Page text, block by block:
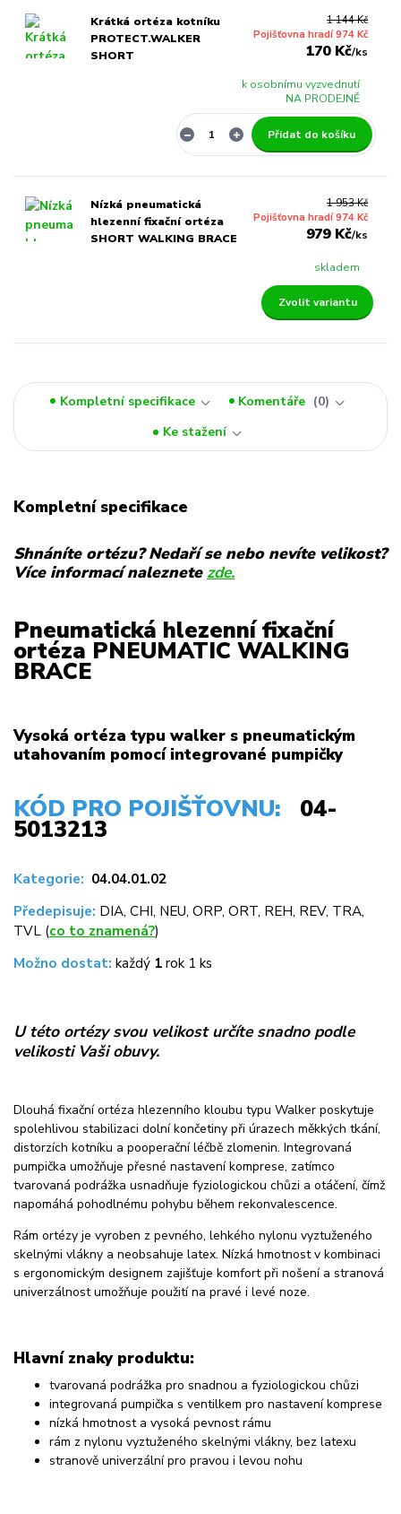
Krátká ortéza kotníku
PROTECT.WALKER
SHORT
1 144 Kč
Pojišťovna hradí 974 Kč
170 Kč/ks
k osobnímu vyzvednutí
NA PRODEJNĚ
Přidat do košíku
Nízká pneumatická
hlezenní fixační ortéza
SHORT WALKING BRACE
1 953 Kč
Pojišťovna hradí 974 Kč
979 Kč/ks
skladem
Zvolit variantu
Kompletní specifikace Komentáře
0
Ke stažení
Kompletní specifikace
Shnáníte ortézu? Nedaří se nebo nevíte velikost?
Více informací naleznete zde.
Pneumatická hlezenní fixační
ortéza PNEUMATIC WALKING
BRACE
Vysoká ortéza typu walker s pneumatickým
utahovaním pomocí integrované pumpičky
KÓD PRO POJIŠŤOVNU: 04-
5013213
Kategorie: 04.04.01.02
Předepisuje: DIA, CHI, NEU, ORP, ORT, REH, REV, TRA,
TVL (co to znamená?)
Možno dostat: každý 1rok 1 ks
U této ortézy svou velikost určíte snadno podle
velikosti Vaši obuvy.
Dlouhá fixační ortéza hlezenního kloubu typu Walker poskytuje
spolehlivou stabilizaci dolní končetiny při úrazech měkkých tkání,
distorzích kotníku a pooperační léčbě zlomenin. Integrovaná
pumpička umožňuje přesné nastavení komprese, zatímco
tvarovaná podrážka usnadňuje fyziologickou chůzi a otáčení, čímž
napomáhá pohodlnému pohybu během rekonvalescence.
Rám ortézy je vyroben z pevného, lehkého nylonu vyztuženého
skelnými vlákny a neobsahuje latex. Nízká hmotnost v kombinaci
s ergonomickým designem zajišťuje komfort při nošení a stranová
univerzálnost umožňuje použití na pravé i levé noze.
Hlavní znaky produktu:
tvarovaná podrážka pro snadnou a fyziologickou chůzi
integrovaná pumpička s ventilkem pro nastavení komprese
nízká hmotnost a vysoká pevnost rámu
rám z nylonu vyztuženého skelnými vlákny, bez latexu
stranově univerzální pro pravou i levou nohu